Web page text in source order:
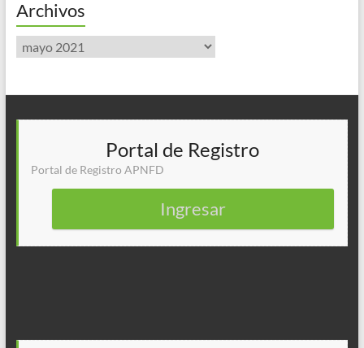
Archivos
Archivos
Portal de Registro
Portal de Registro APNFD
Ingresar